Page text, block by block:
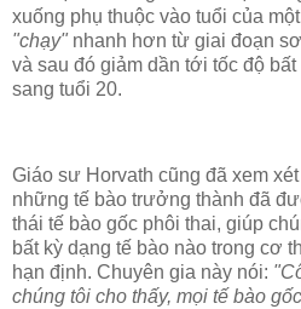
xuống phụ thuộc vào tuổi của
"chạy" nhanh hơn từ giai đoạn
và sau đó giảm dần tới tốc độ
sang tuổi 20.
Giáo sư Horvath cũng đã xem
những tế bào trưởng thành đã
thái tế bào gốc phôi thai, giúp
bất kỳ dạng tế bào nào trong cơ
hạn định. Chuyên gia này nói:
chúng tôi cho thấy, mọi tế bào